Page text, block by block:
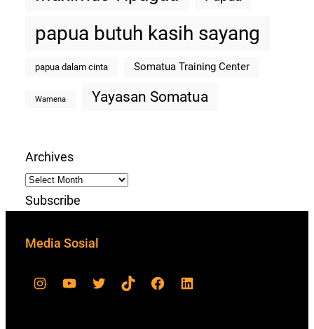
papua butuh kasih sayang
papua dalam cinta Somatua Training Center
Wamena Yayasan Somatua
Archives
Subscribe
Media Sosial